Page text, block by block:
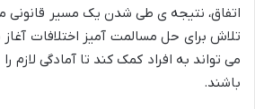
اتفاق، نتیجه ی طی شدن یک مسیر
تلاش برای حل مسالمت آمیز اختلافات
می تواند به افراد کمک کند تا آمادگی لازم
باشند.